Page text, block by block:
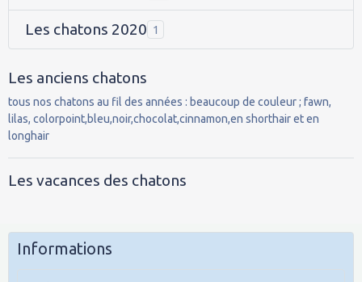
Les chatons 2020 1
Les anciens chatons
tous nos chatons au fil des années : beaucoup de couleur ; fawn,
lilas, colorpoint,bleu,noir,chocolat,cinnamon,en shorthair et en
longhair
Les vacances des chatons
Informations